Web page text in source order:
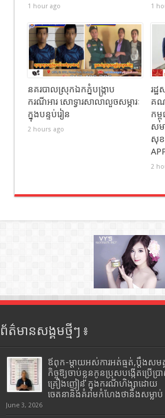
1 hour ago 1
នគរបាលស្រុកឯកភ្នំបង្រ្កាប
ករណីអារ សោទ្វារសាលាលួចសម្ភារៈ
ក្នុងបន្ទប់រៀន
2 hours ago
រដ្
គណ
កម្
សម
សុខ
2
ព័ត៌មានសង្គមថ្មីៗ ៖
ឪពុក-ម្ដាយអស់ការអត់ធ្មត់,ប្ដឹងសមត្
កិច្ចឱ្យចាប់ខ្លួនកូនប្រុសបង្កើតប្រើប្រ
គ្រឿងញៀន ក្នុងករណីហិង្សាដោយ
ចេតនានិងគំរាមកំហែងថានឹងសម្លាប់
June 3, 2026